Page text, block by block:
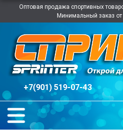
Оптовая продажа спортивных
Минимальный заказ от
+7(901) 519-07-43